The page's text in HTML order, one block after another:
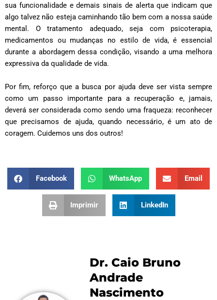
sua funcionalidade e demais sinais de alerta que indicam que
algo talvez não esteja caminhando tão bem com a nossa saúde
mental. O tratamento adequado, seja com psicoterapia,
medicamentos ou mudanças no estilo de vida, é essencial
durante a abordagem dessa condição, visando a uma melhora
expressiva da qualidade de vida.
Por fim, reforço que a busca por ajuda deve ser vista sempre
como um passo importante para a recuperação e, jamais,
deverá ser considerada como sendo uma fraqueza: reconhecer
que precisamos de ajuda, quando necessário, é um ato de
coragem. Cuidemos uns dos outros!
Facebook WhatsApp Email
Imprimir LinkedIn
Dr. Caio Bruno
Andrade
Nascimento